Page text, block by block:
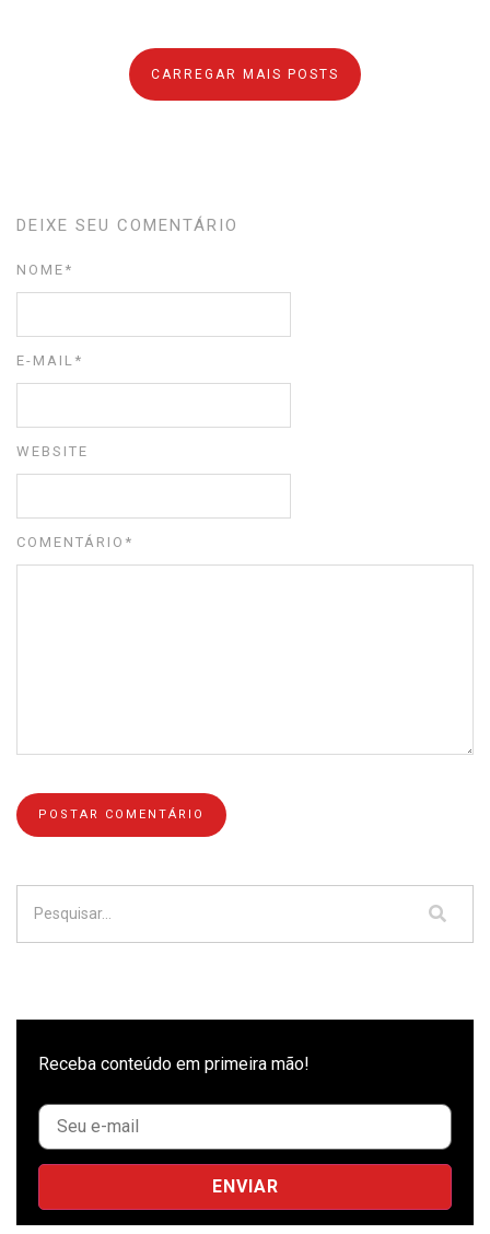
CARREGAR MAIS POSTS
DEIXE SEU COMENTÁRIO
COMENTÁRIO *
NOME *
E-MAIL *
WEBSITE
Receba conteúdo em primeira mão!